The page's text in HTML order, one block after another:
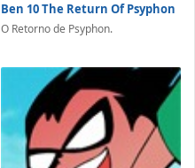
Ben 10 The Return Of Psyphon
O Retorno de Psyphon.